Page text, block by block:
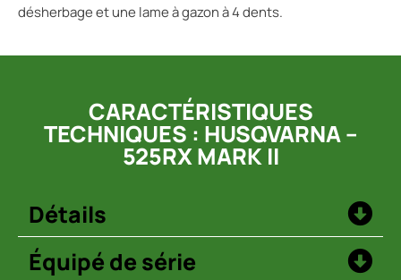
désherbage et une lame à gazon à 4 dents.
CARACTÉRISTIQUES
TECHNIQUES : HUSQVARNA –
525RX MARK II
Détails
Équipé de série